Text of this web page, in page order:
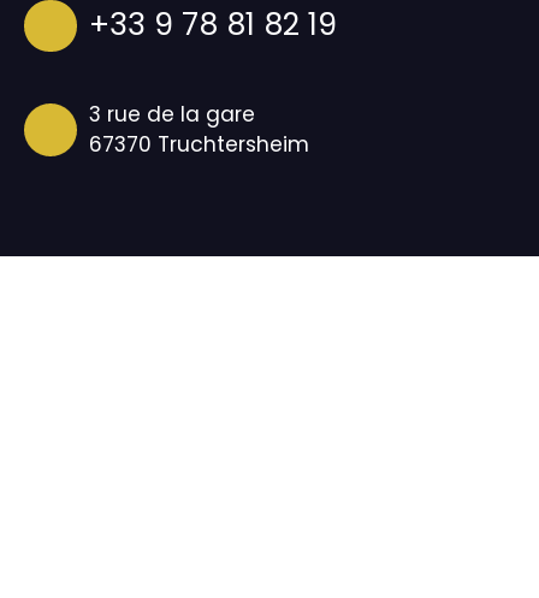
+33 9 78 81 82 19
3 rue de la gare
67370 Truchtersheim